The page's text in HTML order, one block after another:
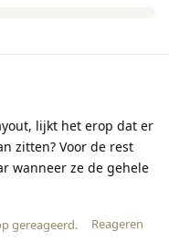
lijkt het erop dat er
zitten? Voor de rest
wanneer ze de gehele
Reageren
gereageerd.